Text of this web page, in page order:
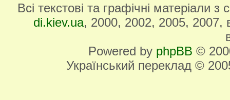
Всі текстові та графічні матеріали
di.kiev.ua, 2000, 2002, 2005, 2007,
Powered by phpBB ©
Український переклад ©